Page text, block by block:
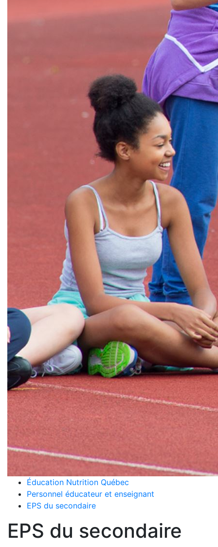
Éducation Nutrition Québec
Personnel éducateur et enseignant
EPS du secondaire
EPS du secondaire